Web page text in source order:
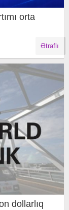
orta
Ətraflı
dollarlıq